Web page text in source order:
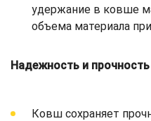
удержание в ковше
объема материала
Надежность и прочность
Ковш сохраняет